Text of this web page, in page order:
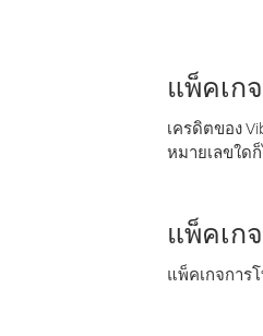
แพ็คเก
เครดิตของ
หมายเลขใด
แพ็คเก
แพ็คเกจการ